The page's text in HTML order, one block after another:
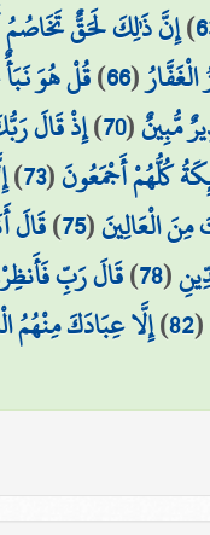
)إِنَّ ذَٰلِكَ لَحَقٌّ تَخَاصُمُ
(
66
)قُلْ هُوَ
مُّبِينٌ(
70
)إِذْ قَالَ
كُلُّهُمْ أَجْمَعُونَ(
73
)
الْعَالِينَ(
75
)قَالَ
(
78
)قَالَ رَبِّ
(
82
)إِلَّا عِبَادَكَ مِنْهُمُ